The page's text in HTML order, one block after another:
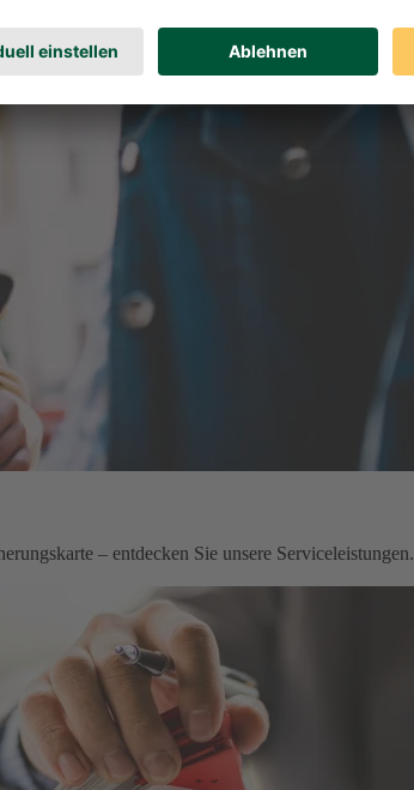
– entdecken Sie unsere Serviceleistungen.